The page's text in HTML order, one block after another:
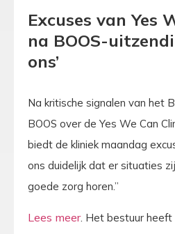
Excuses van Yes
na BOOS-
ons’
Na kritische signalen van het
BOOS over de Yes We Can
biedt de kliniek maandag
ons duidelijk dat er situaties
goede zorg horen.”
. Het bestuur heeft